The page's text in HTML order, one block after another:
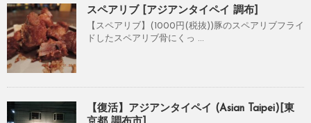
スペアリブ [アジアンタイペイ 調布]
【スペアリブ】(1000円(税抜))豚のスペアリブフライ
ドしたスペアリブ骨にくっ ...
【復活】アジアンタイペイ (Asian Taipei)[東